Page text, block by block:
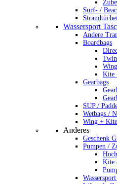
Surf- /
Wassersport
Andere
Boardbags
Kite
Gearbags
SUP /
Wetbags /
Wing +
Anderes
Geschenk
Pumpen /
Kite